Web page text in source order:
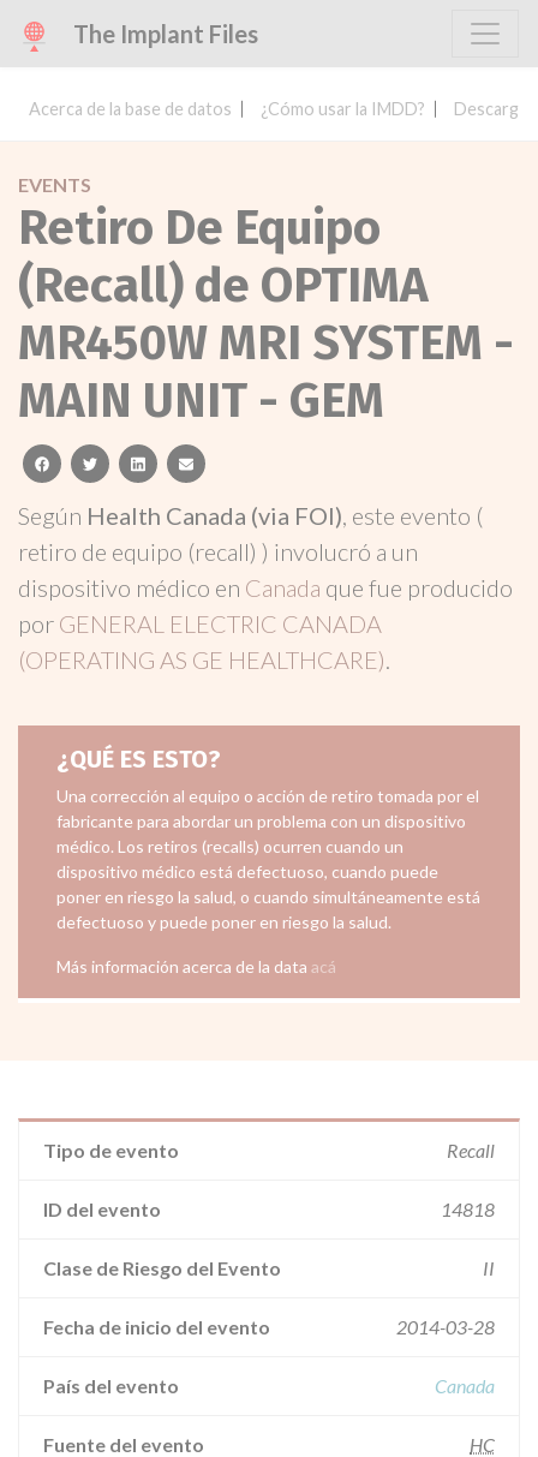
The Implant Files
Acerca de la base de datos ¿Cómo usar la IMDD? Descargar
EVENTS
Retiro De Equipo
(Recall) de OPTIMA
MR450W MRI SYSTEM -
MAIN UNIT - GEM
facebooktwitterlinkedinemail
Según Health Canada (via FOI), este evento (
retiro de equipo (recall) ) involucró a un
dispositivo médico en Canada que fue producido
por GENERAL ELECTRIC CANADA
(OPERATING AS GE HEALTHCARE).
¿QUÉ ES ESTO?
Una corrección al equipo o acción de retiro tomada por el
fabricante para abordar un problema con un dispositivo
médico. Los retiros (recalls) ocurren cuando un
dispositivo médico está defectuoso, cuando puede
poner en riesgo la salud, o cuando simultáneamente está
defectuoso y puede poner en riesgo la salud.
Más información acerca de la data acá
Tipo de evento Recall
ID del evento 14818
Clase de Riesgo del Evento II
Fecha de inicio del evento 2014-03-28
País del evento Canada
Fuente del evento HC